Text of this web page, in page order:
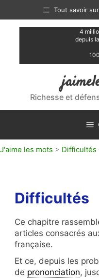
contenu
Tout savoir
4
depuis
Richesse et
J'aime les mots > Difficultés
Difficultés
Ce chapitre
articles consacrés
française.
Et ce, depuis les
de prononciation,